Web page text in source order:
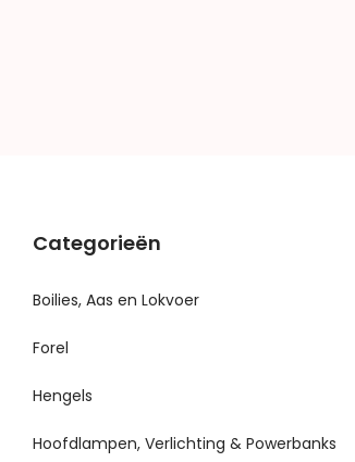
Categorieën
Boilies, Aas en Lokvoer
Forel
Hengels
Hoofdlampen, Verlichting & Powerbanks